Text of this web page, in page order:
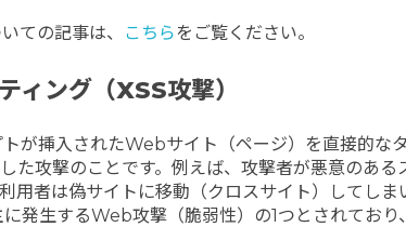
ての記事は、 こちら をご覧ください。
ィング（XSS攻撃）
が挿入されたWebサイト（ページ）を直接的な
た攻撃のことです。 例えば、攻撃者が悪意のある
用者は偽サイトに移動（クロスサイト）してしま
発生するWeb攻撃（脆弱性）の1つとされており